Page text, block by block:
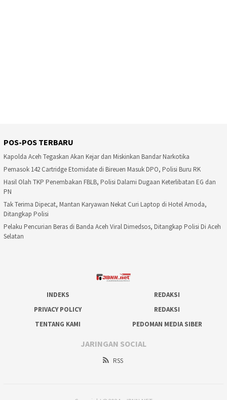
POS-POS TERBARU
Kapolda Aceh Tegaskan Akan Kejar dan Miskinkan Bandar Narkotika
Pemasok 142 Cartridge Etomidate di Bireuen Masuk DPO, Polisi Buru RK
Hasil Olah TKP Penembakan FBLB, Polisi Dalami Dugaan Keterlibatan EG dan
PN
Tak Terima Dipecat, Mantan Karyawan Nekat Curi Laptop di Hotel Amoda,
Ditangkap Polisi
Pelaku Pencurian Beras di Banda Aceh Viral Dimedsos, Ditangkap Polisi Di Aceh
Selatan
INDEKS
REDAKSI
PRIVACY POLICY
REDAKSI
TENTANG KAMI
PEDOMAN MEDIA SIBER
JARINGAN SOCIAL
RSS